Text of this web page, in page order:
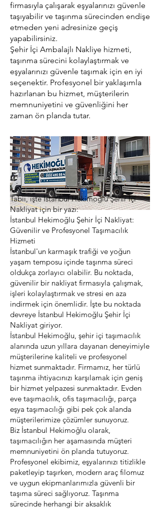
firmasıyla çalışarak eşyalarınızı güvenle
taşıyabilir ve taşınma sürecinden endişe
etmeden yeni adresinize geçiş
yapabilirsiniz.
Şehir İçi Ambalajlı Nakliye hizmeti,
taşınma sürecini kolaylaştırmak ve
eşyalarınızı güvenle taşımak için en iyi
seçenektir. Profesyonel bir yaklaşımla
hazırlanan bu hizmet, müşterilerin
memnuniyetini ve güvenliğini her
zaman ön planda tutar.
Tabii, işte İstanbul Hekimoğlu Şehir İçi
Nakliyat için bir yazı:
İstanbul Hekimoğlu Şehir İçi Nakliyat:
Güvenilir ve Profesyonel Taşımacılık
Hizmeti
İstanbul'un karmaşık trafiği ve yoğun
yaşam temposu içinde taşınma süreci
oldukça zorlayıcı olabilir. Bu noktada,
güvenilir bir nakliyat firmasıyla çalışmak,
işleri kolaylaştırmak ve stresi en aza
indirmek için önemlidir. İşte bu noktada
devreye İstanbul Hekimoğlu Şehir İçi
Nakliyat giriyor.
İstanbul Hekimoğlu, şehir içi taşımacılık
alanında uzun yıllara dayanan deneyimiyle
müşterilerine kaliteli ve profesyonel
hizmet sunmaktadır. Firmamız, her türlü
taşınma ihtiyacınızı karşılamak için geniş
bir hizmet yelpazesi sunmaktadır. Evden
eve taşımacılık, ofis taşımacılığı, parça
eşya taşımacılığı gibi pek çok alanda
müşterilerimize çözümler sunuyoruz.
Biz İstanbul Hekimoğlu olarak,
taşımacılığın her aşamasında müşteri
memnuniyetini ön planda tutuyoruz.
Profesyonel ekibimiz, eşyalarınızı titizlikle
paketleyip taşırken, modern araç filomuz
ve uygun ekipmanlarımızla güvenli bir
taşıma süreci sağlıyoruz. Taşınma
sürecinde herhangi bir aksaklık